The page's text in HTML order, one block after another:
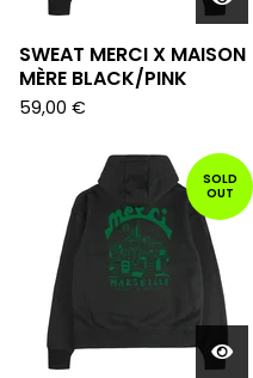
SWEAT MERCI X MAISON
MÈRE BLACK/PINK
59,00 €
SOLD
OUT